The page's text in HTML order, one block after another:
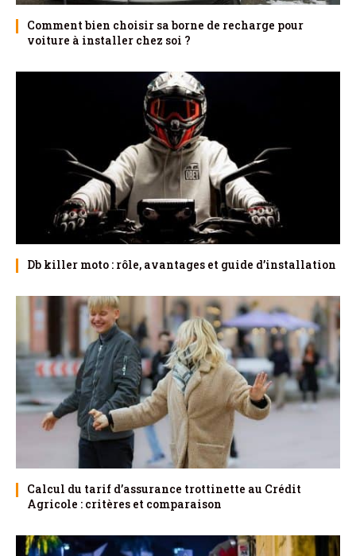
Comment bien choisir sa borne de recharge pour
voiture à installer chez soi ?
Db killer moto : rôle, avantages et guide d’installation
Calcul du tarif d’assurance trottinette au Crédit
Agricole : critères et comparaison